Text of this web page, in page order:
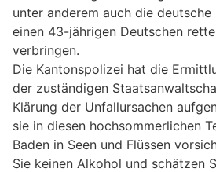
unter anderem auch die
einen 43-jährigen Deutschen
verbringen.
Die Kantonspolizei hat die
der zuständigen
Klärung der Unfallursachen
sie in diesen hochsommerlichen
Baden in Seen und Flüssen
Sie keinen Alkohol und schätzen